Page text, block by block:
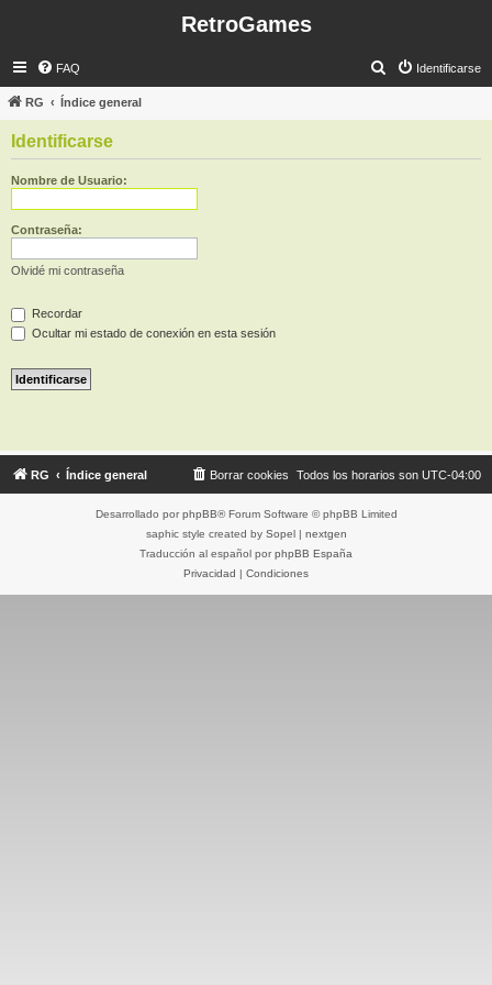
RetroGames
FAQ Identificarse
s
RG Índice general
Identificarse
Nombre de Usuario:
Contraseña:
Olvidé mi contraseña
Recordar
Ocultar mi estado de conexión en esta sesión
RG Índice general Todos los horarios son UTC-04:00
Borrar cookies
Desarrollado por phpBB® Forum Software © phpBB Limited
saphic style created by Sopel| nextgen
Traducción al español por phpBB España
Privacidad | Condiciones